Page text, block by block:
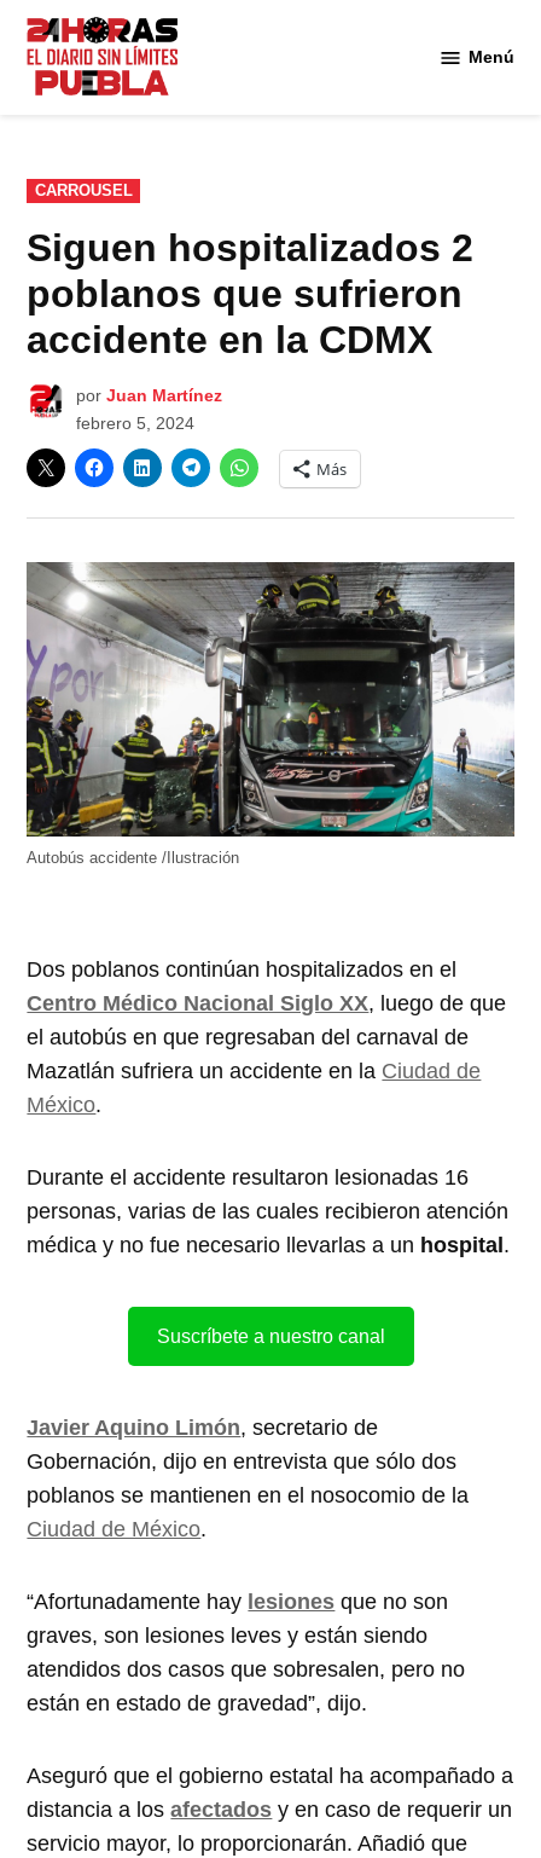
Saltar
contenido
Menú
PUBLICADO
EN
CARROUSEL
Siguen hospitalizados 2
poblanos que sufrieron
accidente en la CDMX
por Juan Martínez
febrero 5, 2024
Más
Autobús accidente /Ilustración
Dos poblanos continúan hospitalizados en el
Centro Médico Nacional Siglo XX, luego de que
el autobús en que regresaban del carnaval de
Mazatlán sufriera un accidente en la Ciudad de
México.
Durante el accidente resultaron lesionadas 16
personas, varias de las cuales recibieron atención
médica y no fue necesario llevarlas a un hospital.
Suscríbete a nuestro canal
Javier Aquino Limón, secretario de
Gobernación, dijo en entrevista que sólo dos
poblanos se mantienen en el nosocomio de la
Ciudad de México.
“Afortunadamente hay lesiones que no son
graves, son lesiones leves y están siendo
atendidos dos casos que sobresalen, pero no
están en estado de gravedad”, dijo.
Aseguró que el gobierno estatal ha acompañado a
distancia a losafectados y en caso de requerir un
servicio mayor, lo proporcionarán. Añadió que